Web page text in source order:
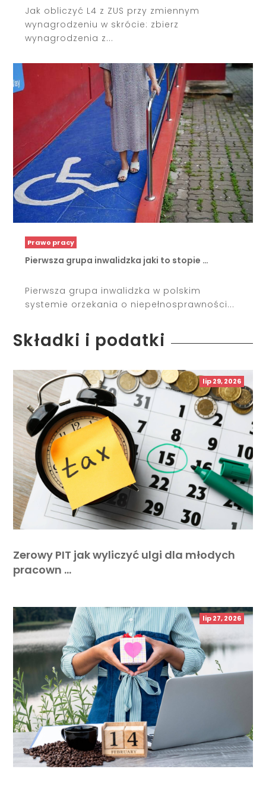
Jak obliczyć L4 z ZUS przy zmiennym
wynagrodzeniu w skrócie: zbierz
wynagrodzenia z...
Prawo pracy
Pierwsza grupa inwalidzka jaki to stopie …
Pierwsza grupa inwalidzka w polskim
systemie orzekania o niepełnosprawności...
Składki i podatki
lip 29, 2026
Zerowy PIT jak wyliczyć ulgi dla młodych
pracown …
lip 27, 2026